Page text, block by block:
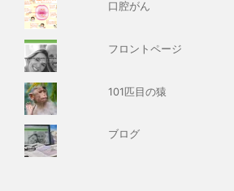
口腔がん
フロントページ
101匹目の猿
ブログ